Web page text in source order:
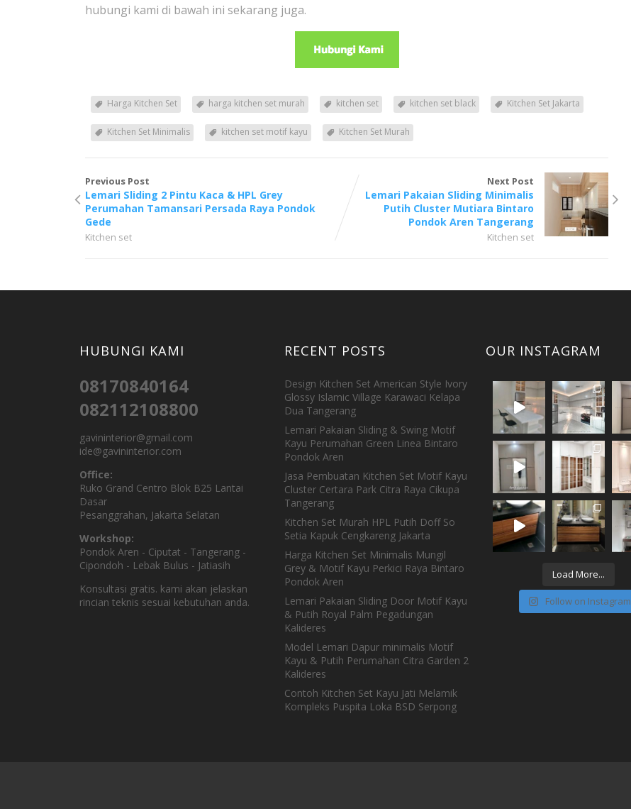
hubungi kami di bawah ini sekarang juga.
Harga Kitchen Set harga kitchen set murah kitchen set kitchen set black Kitchen Set Jakarta
Kitchen Set Minimalis kitchen set motif kayu Kitchen Set Murah
Previous Post
Lemari Sliding 2 Pintu Kaca & HPL Grey
Perumahan Tamansari Persada Raya Pondok
Gede
Kitchen set
Next Post
Lemari Pakaian Sliding Minimalis
Putih Cluster Mutiara Bintaro
Pondok Aren Tangerang
Kitchen set
HUBUNGI KAMI
08170840164
082112108800
gavininterior@gmail.com
ide@gavininterior.com
Office:
Ruko Grand Centro Blok B25 Lantai
Dasar
Pesanggrahan, Jakarta Selatan
Workshop:
Pondok Aren - Ciputat - Tangerang -
Cipondoh - Lebak Bulus - Jatiasih
Konsultasi gratis. kami akan jelaskan
rincian teknis sesuai kebutuhan anda.
RECENT POSTS
Design Kitchen Set American Style Ivory
Glossy Islamic Village Karawaci Kelapa
Dua Tangerang
Lemari Pakaian Sliding & Swing Motif
Kayu Perumahan Green Linea Bintaro
Pondok Aren
Jasa Pembuatan Kitchen Set Motif Kayu
Cluster Certara Park Citra Raya Cikupa
Tangerang
Kitchen Set Murah HPL Putih Doff So
Setia Kapuk Cengkareng Jakarta
Harga Kitchen Set Minimalis Mungil
Grey & Motif Kayu Perkici Raya Bintaro
Pondok Aren
Lemari Pakaian Sliding Door Motif Kayu
& Putih Royal Palm Pegadungan
Kalideres
Model Lemari Dapur minimalis Motif
Kayu & Putih Perumahan Citra Garden 2
Kalideres
Contoh Kitchen Set Kayu Jati Melamik
Kompleks Puspita Loka BSD Serpong
OUR INSTAGRAM
Load More...
Follow on Instagram